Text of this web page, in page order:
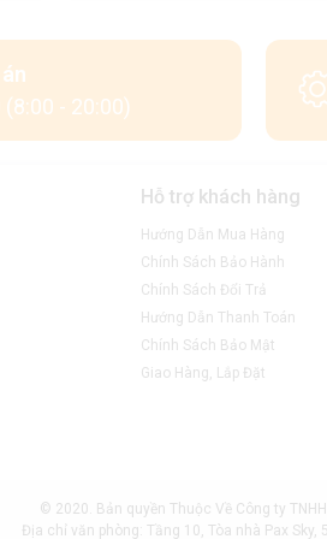
- 20:00)
Hỗ trợ khách hàng
Hướng Dẫn Mua Hàng
Chính Sách Bảo Hành
Chính Sách Đổi Trả
Hướng Dẫn Thanh Toán
Chính Sách Bảo Mật
Giao Hàng, Lắp Đặt
© 2020. Bản quyền Thuộc Về Công ty
Địa chỉ văn phòng: Tầng 10, Tòa nhà Pax